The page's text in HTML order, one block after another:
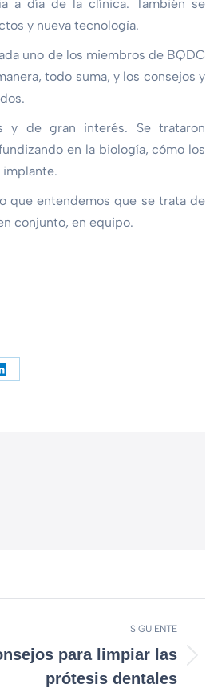
a día de la clínica. También se
y nueva tecnología.
uno de los miembros de BQDC
todo suma, y los consejos y
y de gran interés. Se trataron
en la biología, cómo los
implante.
que entendemos que se trata de
conjunto, en equipo.
SIGUIENTE
para limpiar las
prótesis dentales